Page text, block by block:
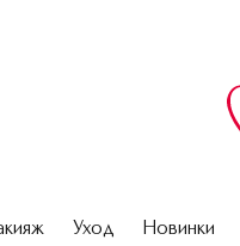
Уход Новинки